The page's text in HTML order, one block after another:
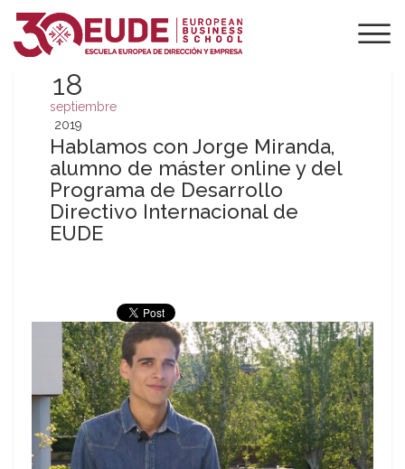
18
septiembre
2019
Hablamos con Jorge Miranda,
alumno de máster online y del
Programa de Desarrollo
Directivo Internacional de
EUDE